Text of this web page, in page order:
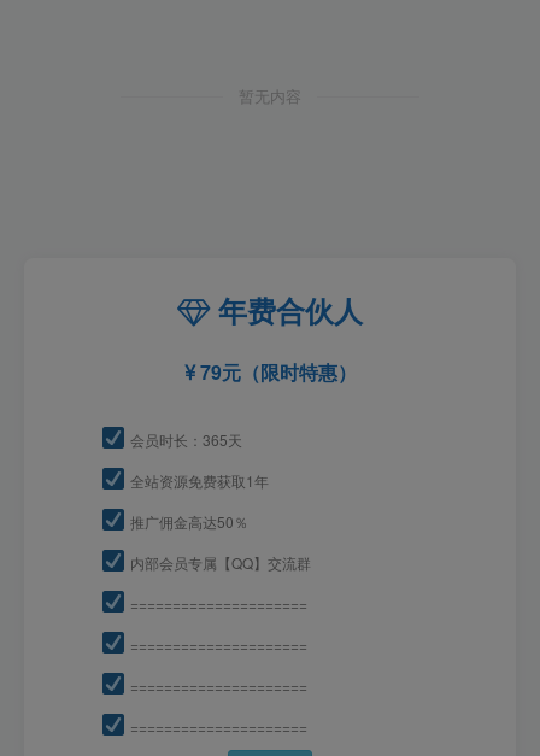
暂无内容
年费合伙人
79元（限时特惠）
会员时长：365天
全站资源免费获取1年
推广佣金高达50％
内部会员专属【QQ】交流群
=====================
=====================
=====================
=====================